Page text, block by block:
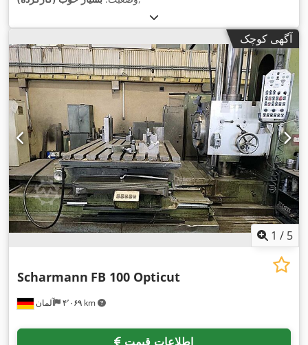
آگهی کوچک
1 / 5
آلمان ۴٬۰۶۹ km
Scharmann FB 100 Opticut
اطلاعات قیمت